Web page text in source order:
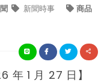
新聞時事 商品
年 1 月 27 日】